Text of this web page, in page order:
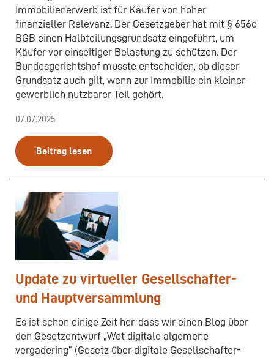
Immobilienerwerb ist für Käufer von hoher
finanzieller Relevanz. Der Gesetzgeber hat mit § 656c
BGB einen Halbteilungsgrundsatz eingeführt, um
Käufer vor einseitiger Belastung zu schützen. Der
Bundesgerichtshof musste entscheiden, ob dieser
Grundsatz auch gilt, wenn zur Immobilie ein kleiner
gewerblich nutzbarer Teil gehört.
07.07.2025
Beitrag lesen
Update zu virtueller Gesellschafter-
und Hauptversammlung
Es ist schon einige Zeit her, dass wir einen Blog über
den Gesetzentwurf „Wet digitale algemene
vergadering“ (Gesetz über digitale Gesellschafter-